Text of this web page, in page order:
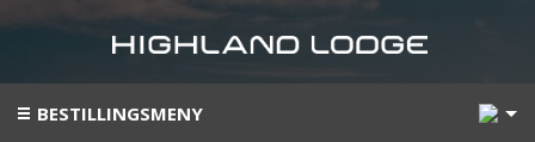
BESTILLINGSMENY